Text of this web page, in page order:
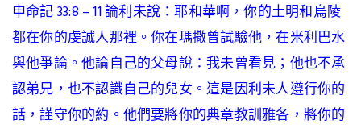
申命記 33:8 – 11 論利未說：耶和華啊，你的土明和烏陵
都在你的虔誠人那裡。你在瑪撒曾試驗他，在米利巴水
與他爭論。他論自己的父母說：我未曾看見；他也不承
認弟兄，也不認識自己的兒女。這是因利未人遵行你的
話，謹守你的約。 他們要將你的典章教訓雅各，將你的